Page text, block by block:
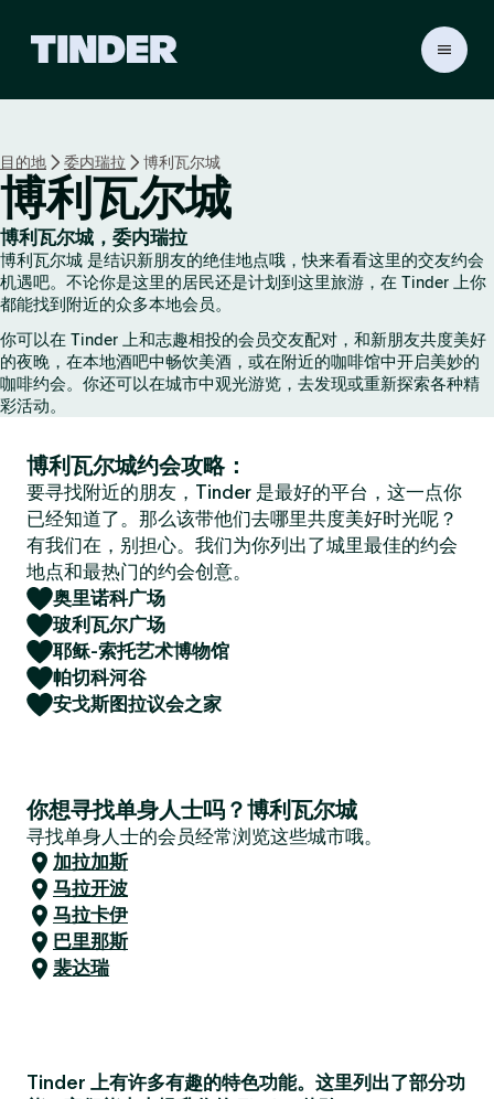
r
首
页
目的地 委内瑞拉 博利瓦尔城
博利瓦尔城
博利瓦尔城，委内瑞拉
博利瓦尔城 是结识新朋友的绝佳地点哦，快来看看这里的交友约会
机遇吧。不论你是这里的居民还是计划到这里旅游，在 Tinder 上你
都能找到附近的众多本地会员。
你可以在 Tinder 上和志趣相投的会员交友配对，和新朋友共度美好
的夜晚，在本地酒吧中畅饮美酒，或在附近的咖啡馆中开启美妙的
咖啡约会。你还可以在城市中观光游览，去发现或重新探索各种精
彩活动。
博利瓦尔城约会攻略：
要寻找附近的朋友，Tinder 是最好的平台，这一点你
已经知道了。那么该带他们去哪里共度美好时光呢？
有我们在，别担心。我们为你列出了城里最佳的约会
地点和最热门的约会创意。
奥里诺科广场
玻利瓦尔广场
耶稣-索托艺术博物馆
帕切科河谷
安戈斯图拉议会之家
你想寻找单身人士吗？博利瓦尔城
寻找单身人士的会员经常浏览这些城市哦。
加拉加斯
马拉开波
马拉卡伊
巴里那斯
裴达瑞
Tinder 上有许多有趣的特色功能。这里列出了部分功